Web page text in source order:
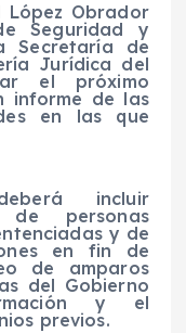
López Obrador
Seguridad y
Secretaría de
Jurídica del
el próximo
informe de las
en las que
incluir
de personas
y de
en fin de
de amparos
del Gobierno
y el
previos.